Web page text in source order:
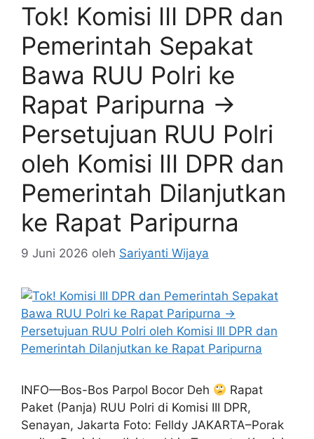
Tok! Komisi III DPR dan
Pemerintah Sepakat
Bawa RUU Polri ke
Rapat Paripurna →
Persetujuan RUU Polri
oleh Komisi III DPR dan
Pemerintah Dilanjutkan
ke Rapat Paripurna
9 Juni 2026 oleh Sariyanti Wijaya
INFO—Bos-Bos Parpol Bocor Deh
Rapat
Paket (Panja) RUU Polri di Komisi III DPR,
Senayan, Jakarta Foto: Felldy JAKARTA–Porak